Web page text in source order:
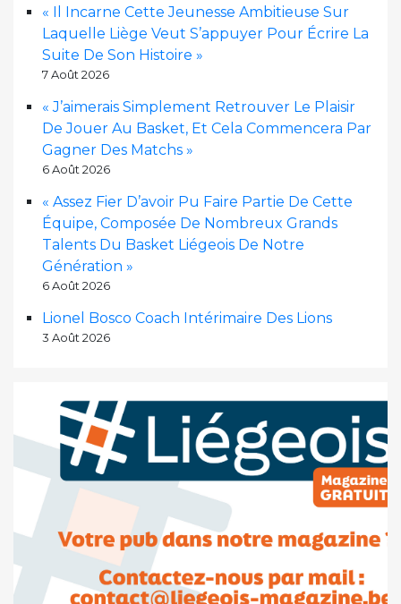
« Il Incarne Cette Jeunesse Ambitieuse Sur
Laquelle Liège Veut S’appuyer Pour Écrire La
Suite De Son Histoire »
7 Août 2026
« J’aimerais Simplement Retrouver Le Plaisir
De Jouer Au Basket, Et Cela Commencera Par
Gagner Des Matchs »
6 Août 2026
« Assez Fier D’avoir Pu Faire Partie De Cette
Équipe, Composée De Nombreux Grands
Talents Du Basket Liégeois De Notre
Génération »
6 Août 2026
Lionel Bosco Coach Intérimaire Des Lions
3 Août 2026